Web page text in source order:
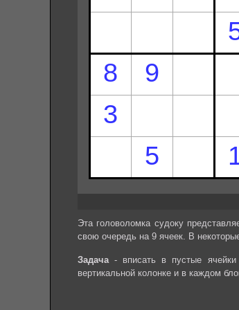
Эта головоломка судоку
свою очередь на 9 ячеек. В
Задача- вписать в пустые
вертикальной колонке и в каждом